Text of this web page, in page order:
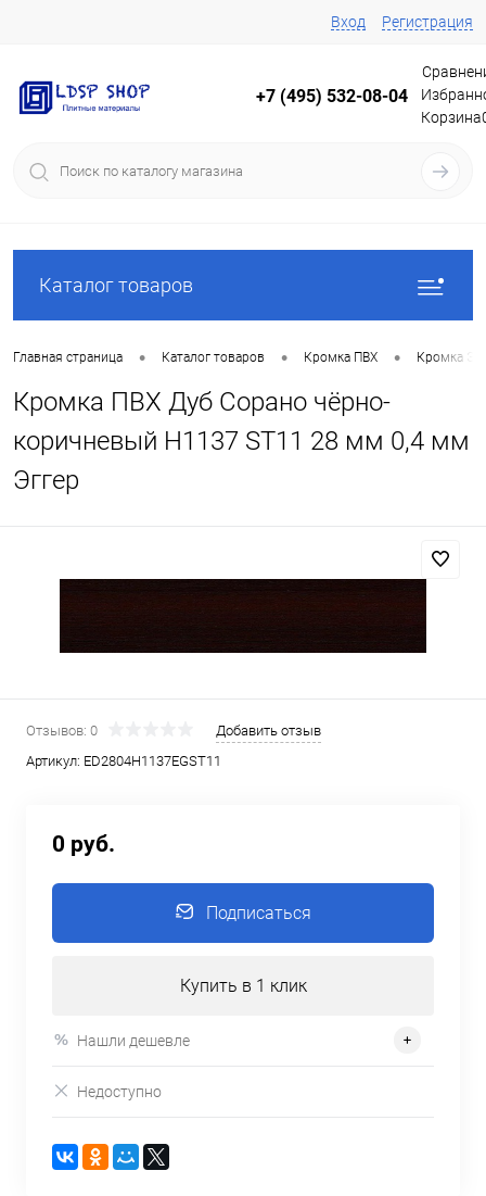
Вход Регистрация
+7 (495) 532-08-04
Корзина
Каталог товаров
Главная страница • Каталог товаров • Кромка ПВХ • Кромка
Кромка ПВХ Дуб Сорано чёрно-
коричневый Н1137 ST11 28 мм 0,4 мм
Эггер
Отзывов: 0
Добавить отзыв
Артикул: ED2804Н1137EGST11
0 руб.
Подписаться
Купить в 1 клик
Нашли дешевле
Недоступно